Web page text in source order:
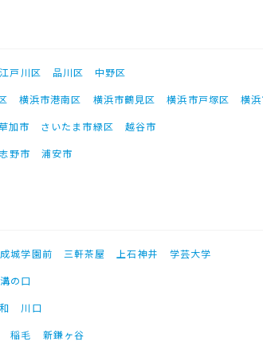
江戸川区 品川区
中野区
横浜市港南区 横浜市鶴見区 横浜市戸塚区
横
加市 さいたま市緑区
越谷市
野市 浦安市
成城学園前 三軒茶屋 上石神井
学芸大学
溝の口
川口
稲毛 新鎌ヶ谷